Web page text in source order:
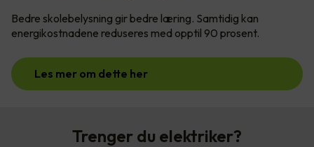
Bedre skolebelysning gir bedre læring. Samtidig kan
energikostnadene reduseres med opptil 90 prosent.
Les mer om dette her
Trenger du elektriker?